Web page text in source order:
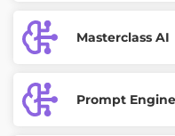
Masterclass AI
Prompt